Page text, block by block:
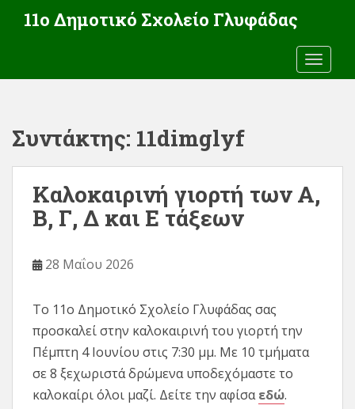
11ο Δημοτικό Σχολείο Γλυφάδας
Συντάκτης: 11dimglyf
Καλοκαιρινή γιορτή των Α,
Β, Γ, Δ και Ε τάξεων
28 Μαΐου 2026
Το 11ο Δημοτικό Σχολείο Γλυφάδας σας
προσκαλεί στην καλοκαιρινή του γιορτή την
Πέμπτη 4 Ιουνίου στις 7:30 μμ. Με 10 τμήματα
σε 8 ξεχωριστά δρώμενα υποδεχόμαστε το
καλοκαίρι όλοι μαζί. Δείτε την αφίσαεδώ.